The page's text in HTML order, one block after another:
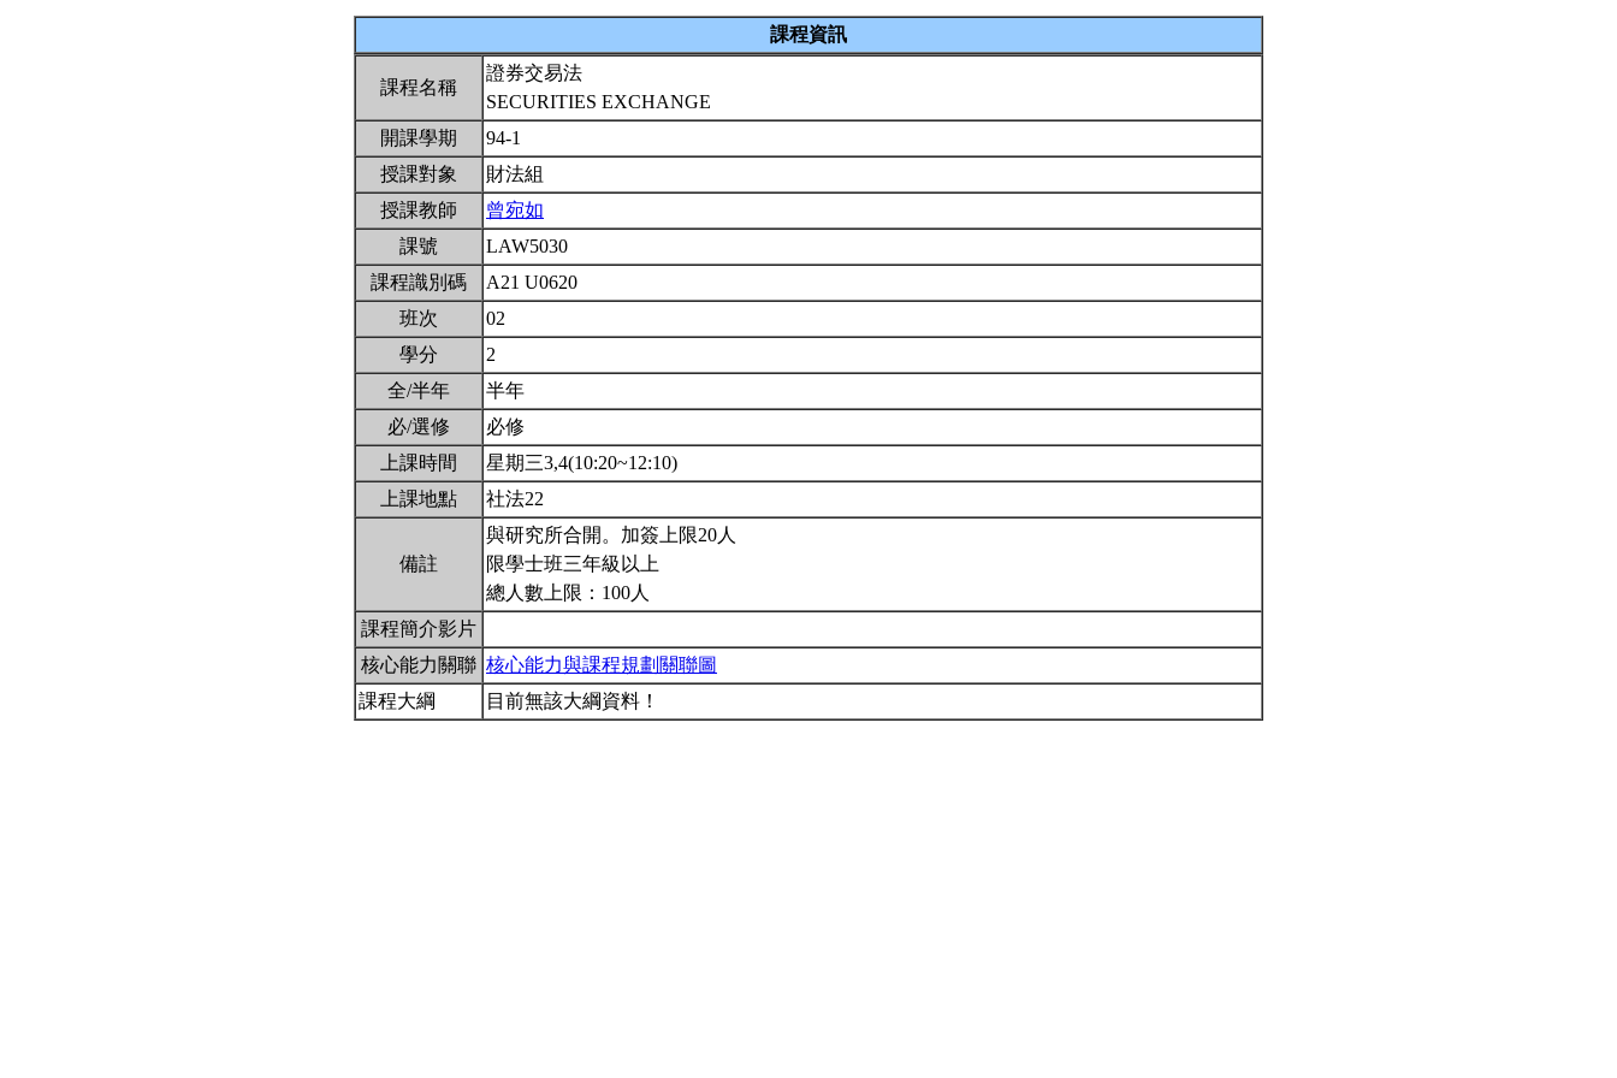
課程資訊
課程名稱
證券交易法
SECURITIES EXCHANGE
開課學期
94-1
授課對象
財法組
授課教師
曾宛如
課號
LAW5030
課程識別碼
A21 U0620
班次
02
學分
2
全/半年
半年
必/選修
必修
上課時間
星期三3,4(10:20~12:10)
上課地點
社法22
備註
與研究所合開。加簽上限20人
限學士班三年級以上
總人數上限：100人
課程簡介影片
核心能力關聯 核心能力與課程規劃關聯圖
課程大綱
目前無該大綱資料！